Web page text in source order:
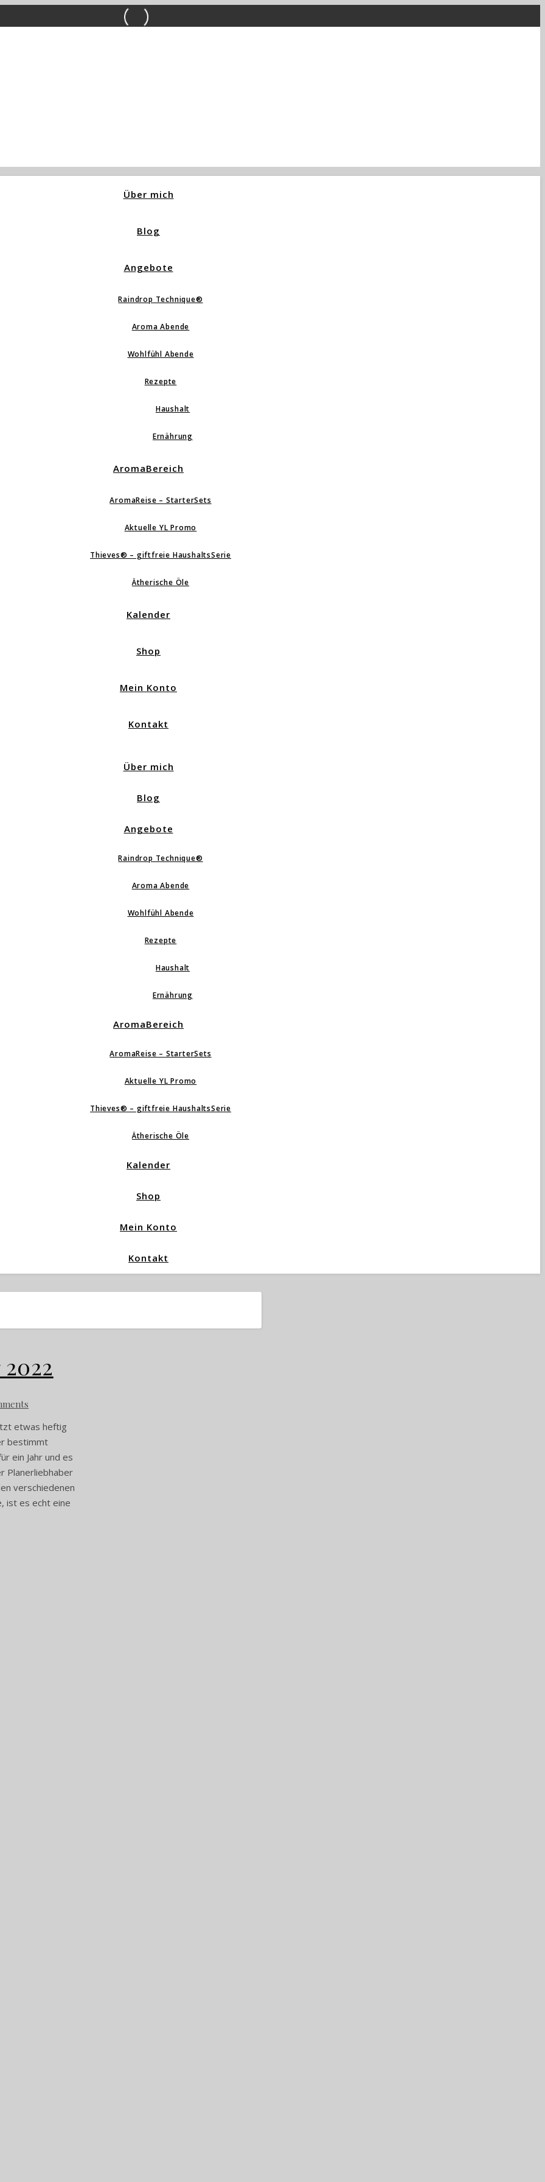
Über mich
Blog
Angebote
Raindrop Technique®
Aroma Abende
Wohlfühl Abende
Rezepte
Haushalt
Ernährung
AromaBereich
AromaReise – StarterSets
Aktuelle YL Promo
Thieves® – giftfreie HaushaltsSerie
Ätherische Öle
Kalender
Shop
Mein Konto
Kontakt
Über mich
Blog
Angebote
Raindrop Technique®
Aroma Abende
Wohlfühl Abende
Rezepte
Haushalt
Ernährung
AromaBereich
AromaReise – StarterSets
Aktuelle YL Promo
Thieves® – giftfreie HaushaltsSerie
Ätherische Öle
Kalender
Shop
Mein Konto
Kontakt
etwas heftig
bestimmt
ein Jahr und es
Planerliebhaber
verschiedenen
ist es echt eine